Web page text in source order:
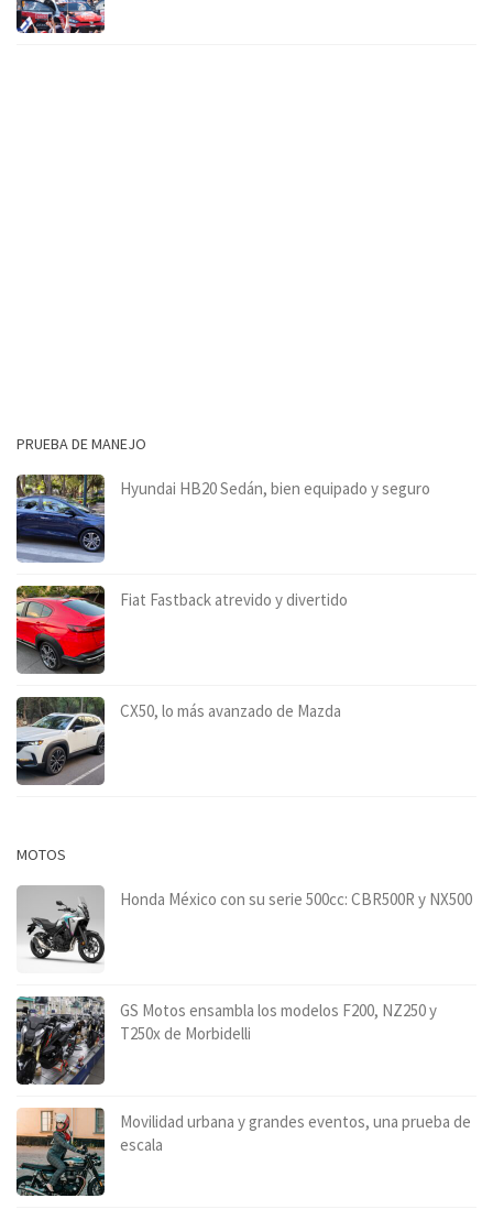
PRUEBA DE MANEJO
Hyundai HB20 Sedán, bien equipado y seguro
Fiat Fastback atrevido y divertido
CX50, lo más avanzado de Mazda
MOTOS
Honda México con su serie 500cc: CBR500R y NX500
GS Motos ensambla los modelos F200, NZ250 y
T250x de Morbidelli
Movilidad urbana y grandes eventos, una prueba de
escala